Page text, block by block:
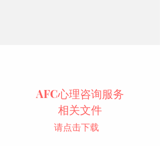
AFC心理咨询服务
相关文件
请点击下载